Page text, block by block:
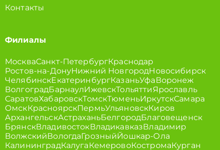
Контакты
Филиалы
МоскваСанкт-ПетербургКраснодар
Ростов-на-ДонуНижний НовгородНовосибирск
ЧелябинскЕкатеринбургКазаньУфаВоронеж
ВолгоградБарнаулИжевскТольяттиЯрославль
СаратовХабаровскТомскТюменьИркутскСамара
ОмскКрасноярскПермьУльяновскКиров
АрхангельскАстраханьБелгородБлаговещенск
БрянскВладивостокВладикавказВладимир
ВолжскийВологдаГрозныйЙошкар-Ола
КалининградКалугаКемеровоКостромаКурган